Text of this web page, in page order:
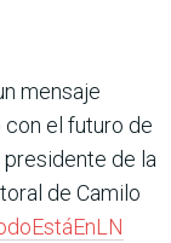
mensaje
el futuro de
presidente de la
de Camilo